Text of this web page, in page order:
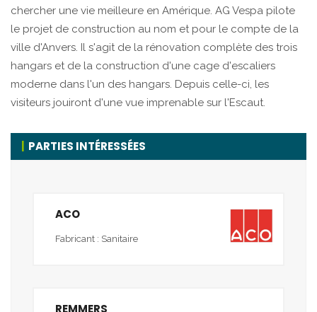
chercher une vie meilleure en Amérique. AG Vespa pilote
le projet de construction au nom et pour le compte de la
ville d'Anvers. Il s'agit de la rénovation complète des trois
hangars et de la construction d'une cage d'escaliers
moderne dans l'un des hangars. Depuis celle-ci, les
visiteurs jouiront d'une vue imprenable sur l'Escaut.
PARTIES INTÉRESSÉES
ACO
Fabricant : Sanitaire